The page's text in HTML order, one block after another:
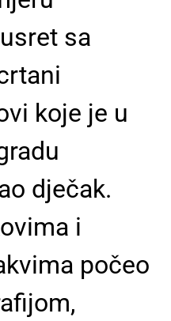
sa
koje je u
dječak.
i
počeo